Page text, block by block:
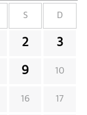
S D
2 3
9 10
16 17